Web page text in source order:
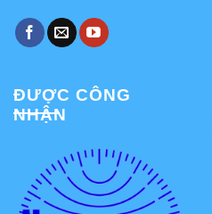
ĐƯỢC CÔNG
NHẬN